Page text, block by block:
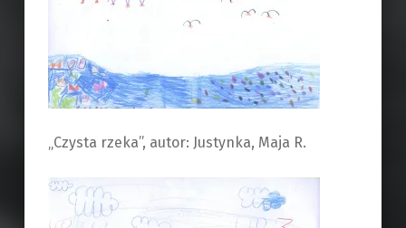
„Czysta rzeka”, autor: Justynka, Maja R.